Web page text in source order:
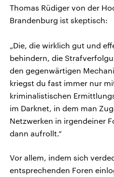
Thomas Rüdiger von der
Brandenburg ist skeptisch:
„Die, die wirklich gut und
behindern, die
den gegenwärtigen
kriegst du fast immer nur
kriminalistischen
im Darknet, in dem man
Netzwerken in irgendeiner
dann aufrollt.“
Vor allem, indem sich
entsprechenden Foren